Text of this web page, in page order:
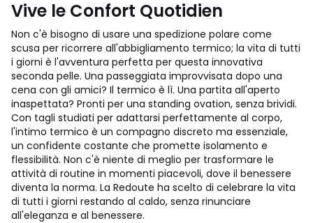
Vive le Confort Quotidien
Non c'è bisogno di usare una spedizione polare come
scusa per ricorrere all'abbigliamento termico; la vita di tutti
i giorni è l'avventura perfetta per questa innovativa
seconda pelle. Una passeggiata improvvisata dopo una
cena con gli amici? Il termico è lì. Una partita all'aperto
inaspettata? Pronti per una standing ovation, senza brividi.
Con tagli studiati per adattarsi perfettamente al corpo,
l'intimo termico è un compagno discreto ma essenziale,
un confidente costante che promette isolamento e
flessibilità. Non c'è niente di meglio per trasformare le
attività di routine in momenti piacevoli, dove il benessere
diventa la norma. La Redoute ha scelto di celebrare la vita
di tutti i giorni restando al caldo, senza rinunciare
all'eleganza e al benessere.